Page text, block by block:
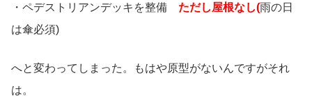
・ペデストリアンデッキを整備 ただし屋根なし(雨の日
は傘必須)
へと変わってしまった。もはや原型がないんですがそれ
は。